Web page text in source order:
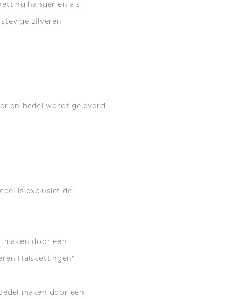
hanger en als
zilveren
en bedel wordt geleverd
is exclusief de
maken door een
Halskettingen".
maken do or een